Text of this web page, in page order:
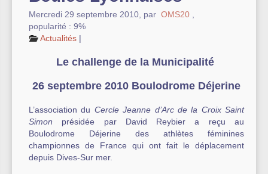
Evénements
Actualités
Autre équipement sportif
Actualités des associations
Mercredi 29 septembre 2010 par OMS20
popularité : 9%
Actualités |
Le challenge de la Municipalité
26 septembre 2010 Boulodrome Déjerine
L’association du Cercle Jeanne d’Arc de la Croix Saint
Simon présidée par David Reybier a reçu au
Boulodrome Déjerine des athlètes féminines
championnes de France qui ont fait le déplacement
depuis Dives-Sur mer.